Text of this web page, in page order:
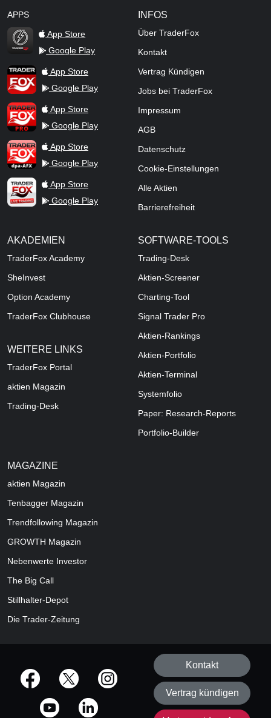
APPS
TraderFox Flash
App Store
Google Play
TraderFox AppApp Store
Google Play
TraderFox ProApp Store
Google Play
TraderFox dpa-AFX ProFeed
App Store
Google Play
TraderFox Live Trading
App Store
Google Play
INFOS
Über TraderFox
Kontakt
Vertrag Kündigen
Jobs bei TraderFox
Impressum
AGB
Datenschutz
Cookie-Einstellungen
Alle Aktien
Barrierefreiheit
AKADEMIEN
TraderFox Academy
SheInvest
Option Academy
TraderFox Clubhouse
WEITERE LINKS
TraderFox Portal
aktien Magazin
Trading-Desk
SOFTWARE-TOOLS
Trading-Desk
Aktien-Screener
Charting-Tool
Signal Trader Pro
Aktien-Rankings
Aktien-Portfolio
Aktien-Terminal
Systemfolio
Paper: Research-Reports
Portfolio-Builder
MAGAZINE
aktien Magazin
Tenbagger Magazin
Trendfollowing Magazin
GROWTH Magazin
Nebenwerte Investor
The Big Call
Stillhalter-Depot
Die Trader-Zeitung
offizielle Social Media-Accounts
Kontakt
Vertrag kündigen